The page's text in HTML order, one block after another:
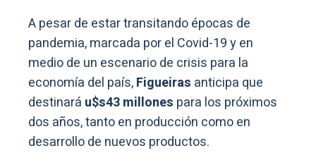
A pesar de estar transitando épocas de
pandemia, marcada por el Covid-19 y en
medio de un escenario de crisis para la
economía del país,Figueiras anticipa que
destinará u$s43 millones para los próximos
dos años, tanto en producción como en
desarrollo de nuevos productos.